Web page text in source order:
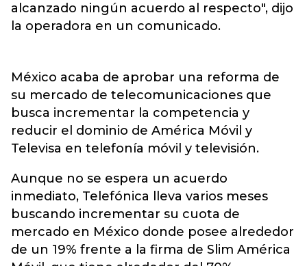
alcanzado ningún acuerdo al respecto", dijo
la operadora en un comunicado.
México acaba de aprobar una reforma de
su mercado de telecomunicaciones que
busca incrementar la competencia y
reducir el dominio de América Móvil y
Televisa en telefonía móvil y televisión.
Aunque no se espera un acuerdo
inmediato, Telefónica lleva varios meses
buscando incrementar su cuota de
mercado en México donde posee alrededor
de un 19% frente a la firma de Slim América